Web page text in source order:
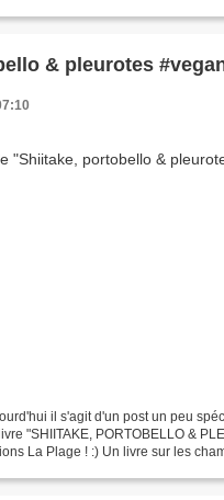
& pleurotes
il s'agit d'un post un peu
"SHIITAKE, PORTOBELLO &
La Plage ! :) Un livre sur les